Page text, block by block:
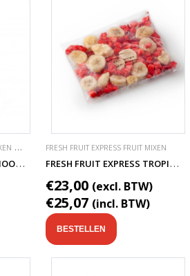
VEGGIE EXPRESS VEGGIE MIXEN
F
RESH FRUIT EXPRESS SMOOTHIE BASIS FRUITSAP
FRESH FRUIT EXPRESS FRUIT MIXEN
F
RESH FRUIT EXPRESS TROPICAL SMOOTHIE FRUITMIX
€23,00 (excl. BTW)
€25,07 (incl. BTW)
BESTELLEN